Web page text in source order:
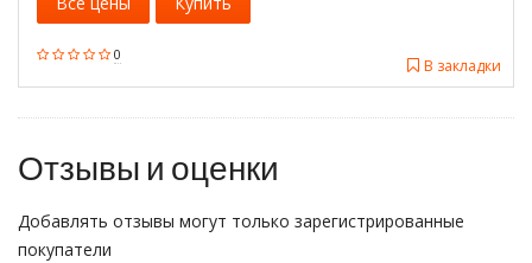
0
В закладки
Отзывы и оценки
Добавлять отзывы могут только зарегистрированные
покупатели